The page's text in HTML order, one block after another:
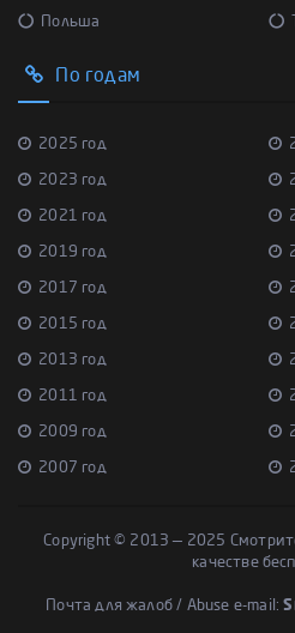
Польша
По годам
2025 год
2023 год
2021 год
2019 год
2017 год
2015 год
2013 год
2011 год
2009 год
2007 год
Copyright © 2013 — 2025
качестве
Почта для жалоб / Abuse e-mail: